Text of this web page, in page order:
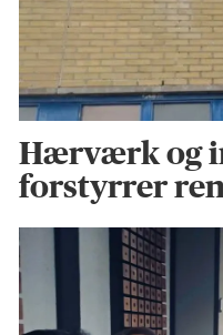
Hærværk og
forstyrrer